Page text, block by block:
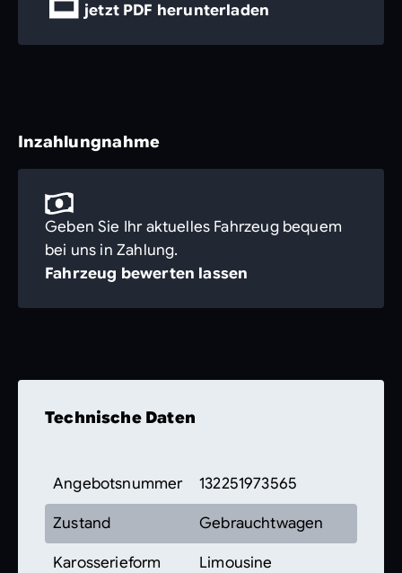
jetzt PDF herunterladen
Inzahlungnahme
Geben Sie Ihr aktuelles Fahrzeug bequem
bei uns in Zahlung.
Fahrzeug bewerten lassen
Technische Daten
Angebotsnummer 132251973565
Zustand Gebrauchtwagen
Karosserieform Limousine